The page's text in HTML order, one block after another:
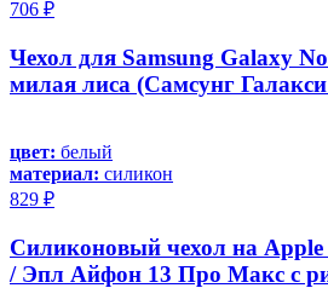
706 ₽
Чехол для Samsung Galaxy
милая лиса (Самсунг
цвет: белый
материал: силикон
829 ₽
Силиконовый чехол на
/ Эпл Айфон 13 Про Макс с